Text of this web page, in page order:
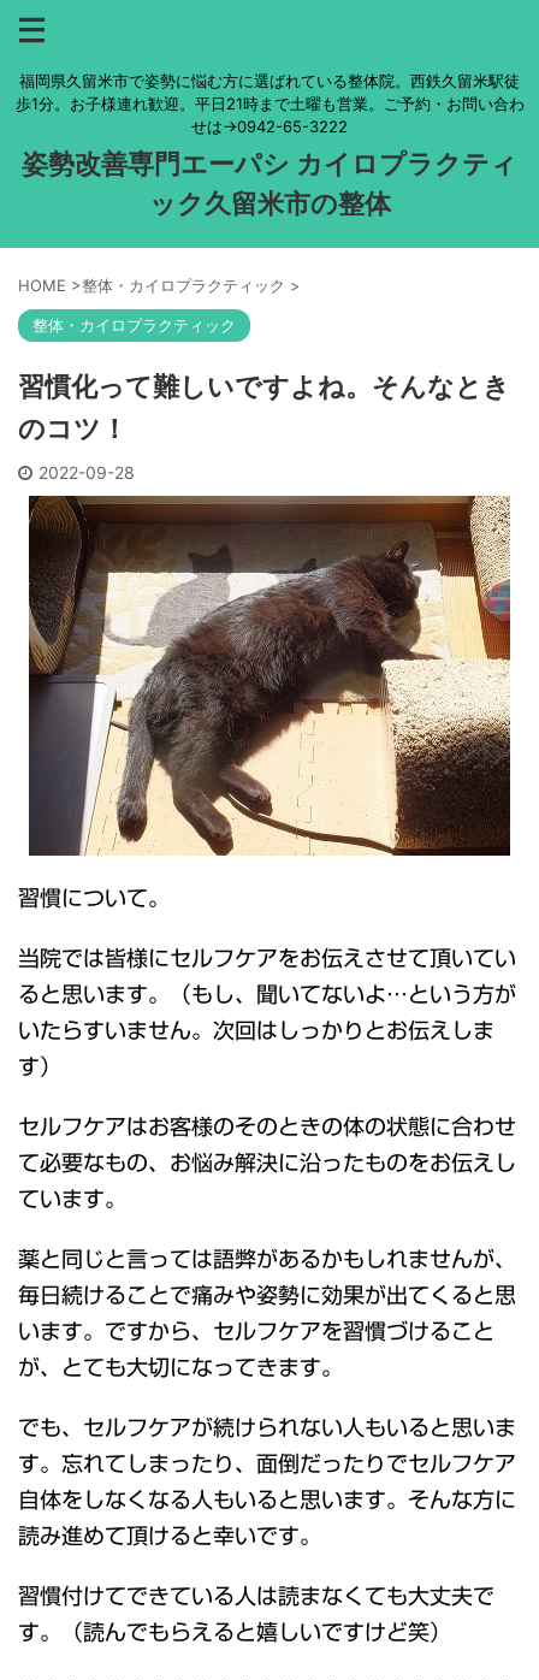
福岡県久留米市で姿勢に悩む方に選ばれている整体院。西鉄久留米駅徒
歩1分。お子様連れ歓迎。平日21時まで土曜も営業。ご予約・お問い合わ
せは→0942-65-3222
姿勢改善専門エーパシ カイロプラクティ
ック久留米市の整体
HOME >整体・カイロプラクティック >
整体・カイロプラクティック
習慣化って難しいですよね。そんなとき
のコツ！
2022-09-28
習慣について。
当院では皆様にセルフケアをお伝えさせて頂いてい
ると思います。（もし、聞いてないよ…という方が
いたらすいません。次回はしっかりとお伝えしま
す）
セルフケアはお客様のそのときの体の状態に合わせ
て必要なもの、お悩み解決に沿ったものをお伝えし
ています。
薬と同じと言っては語弊があるかもしれませんが、
毎日続けることで痛みや姿勢に効果が出てくると思
います。ですから、セルフケアを習慣づけること
が、とても大切になってきます。
でも、セルフケアが続けられない人もいると思いま
す。忘れてしまったり、面倒だったりでセルフケア
自体をしなくなる人もいると思います。そんな方に
読み進めて頂けると幸いです。
習慣付けてできている人は読まなくても大丈夫で
す。（読んでもらえると嬉しいですけど笑）